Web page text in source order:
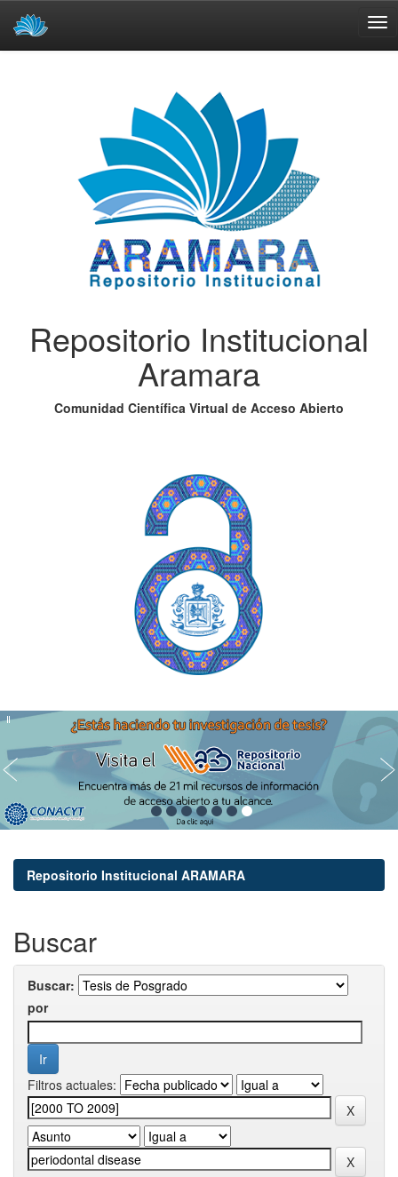
Repositorio Institucional
Aramara
Comunidad Científica Virtual de Acceso Abierto
Repositorio Institucional ARAMARA
Buscar
Buscar:
por
Filtros actuales: